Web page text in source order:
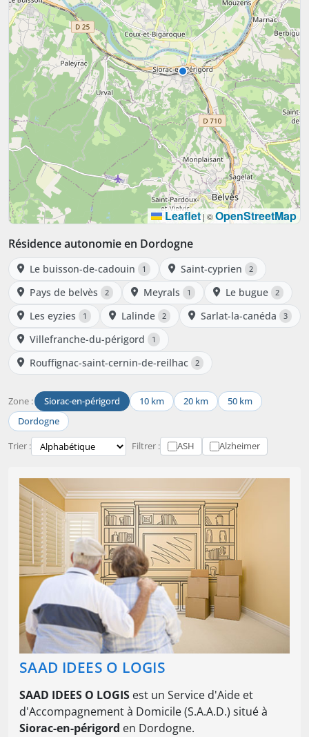
Leaflet | ©OpenStreetMap
Résidence autonomie en Dordogne
Le buisson-de-cadouin 1 Saint-cyprien 2
Pays de belvès 2 Meyrals 1 Le bugue 2
Les eyzies 1 Lalinde 2 Sarlat-la-canéda 3
Villefranche-du-périgord 1
Rouffignac-saint-cernin-de-reilhac 2
Zone : Siorac-en-périgord 10 km 20 km
50 km
Dordogne
Trier : Filtrer : ASH Alzheimer
SAAD IDEES O LOGIS
SAAD IDEES O LOGIS est un Service d'Aide et
d'Accompagnement à Domicile (S.A.A.D.) situé à
Siorac-en-périgord en Dordogne.